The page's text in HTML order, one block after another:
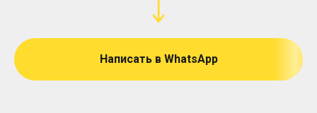
Написать в WhatsApp